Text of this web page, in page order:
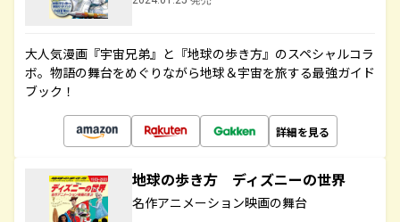
大人気漫画『宇宙兄弟』と『地球の歩き方』のスペシャルコラ
ボ。物語の舞台をめぐりながら地球＆宇宙を旅する最強ガイド
ブック！
詳細を見る
地球の歩き方 ディズニーの世界
名作アニメーション映画の舞台